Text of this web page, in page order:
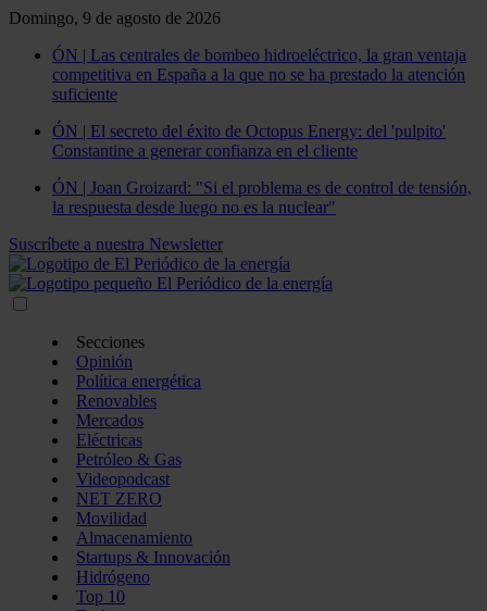
Domingo, 9 de agosto de 2026
ÓN | Las centrales de bombeo hidroeléctrico, la gran ventaja
competitiva en España a la que no se ha prestado la atención
suficiente
ÓN | El secreto del éxito de Octopus Energy: del 'pulpito'
Constantine a generar confianza en el cliente
ÓN | Joan Groizard: "Si el problema es de control de tensión,
la respuesta desde luego no es la nuclear"
Suscríbete a nuestra Newsletter
Secciones
Opinión
Política energética
Renovables
Mercados
Eléctricas
Petróleo & Gas
Videopodcast
NET ZERO
Movilidad
Almacenamiento
Startups & Innovación
Hidrógeno
Top 10